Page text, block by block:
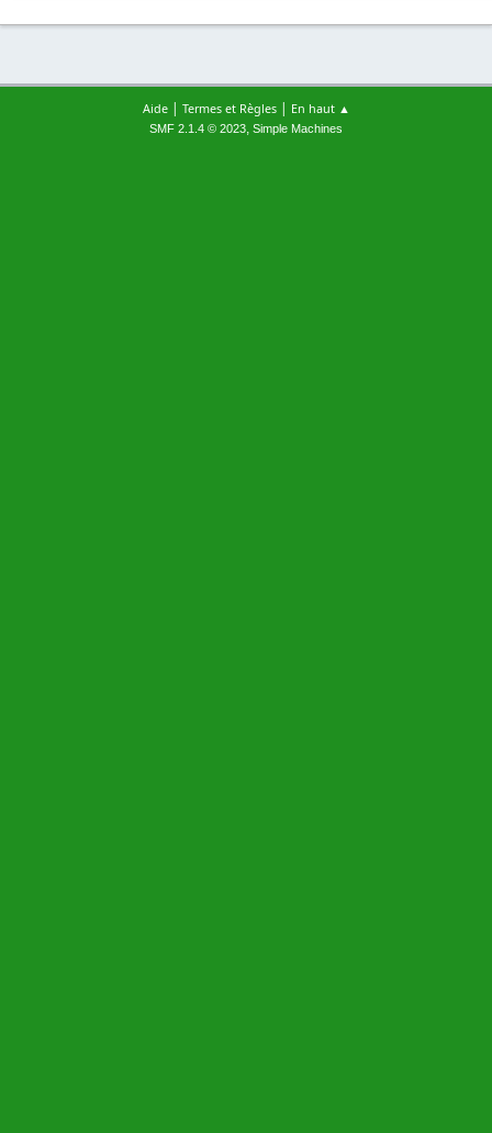
Aide| Termes et Règles| En haut ▲
SMF 2.1.4 © 2023, Simple Machines